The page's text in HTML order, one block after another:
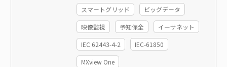
スマートグリッド ビッグデータ
映像監視 予知保全 イーサネット
IEC 62443-4-2 IEC-61850
MXview One